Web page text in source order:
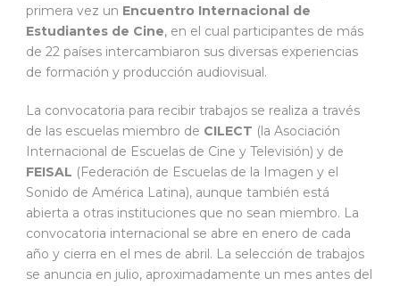
primera vez un Encuentro Internacional de
Estudiantes de Cine, en el cual participantes de más
de 22 países intercambiaron sus diversas experiencias
de formación y producción audiovisual.
La convocatoria para recibir trabajos se realiza a través
de las escuelas miembro de CILECT (la Asociación
Internacional de Escuelas de Cine y Televisión) y de
FEISAL (Federación de Escuelas de la Imagen y el
Sonido de América Latina), aunque también está
abierta a otras instituciones que no sean miembro. La
convocatoria internacional se abre en enero de cada
año y cierra en el mes de abril. La selección de trabajos
se anuncia en julio, aproximadamente un mes antes del